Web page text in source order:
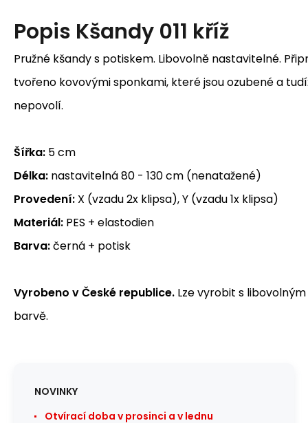
Popis Kšandy 011 kříž
Pružné kšandy s potiskem. Libovolně nastavitelné.
tvořeno kovovými sponkami, které jsou ozubené a
nepovolí.
Šířka: 5 cm
Délka: nastavitelná 80 - 130 cm (nenatažené)
Provedení: X (vzadu 2x klipsa), Y (vzadu 1x klipsa)
Materiál: PES + elastodien
Barva:černá + potisk
Vyrobeno v České republice. Lze vyrobit s
barvě.
NOVINKY
Otvírací doba v prosinci a v lednu